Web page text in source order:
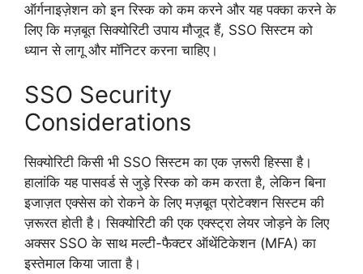
ऑर्गनाइज़ेशन को इन रिस्क को कम करने और यह पक्का करने के
लिए कि मज़बूत सिक्योरिटी उपाय मौजूद हैं, SSO सिस्टम को
ध्यान से लागू और मॉनिटर करना चाहिए।
SSO Security
Considerations
सिक्योरिटी किसी भी SSO सिस्टम का एक ज़रूरी हिस्सा है।
हालांकि यह पासवर्ड से जुड़े रिस्क को कम करता है, लेकिन बिना
इजाज़त एक्सेस को रोकने के लिए मज़बूत प्रोटेक्शन सिस्टम की
ज़रूरत होती है। सिक्योरिटी की एक एक्स्ट्रा लेयर जोड़ने के लिए
अक्सर SSO के साथ मल्टी-फैक्टर ऑथेंटिकेशन (MFA) का
इस्तेमाल किया जाता है।